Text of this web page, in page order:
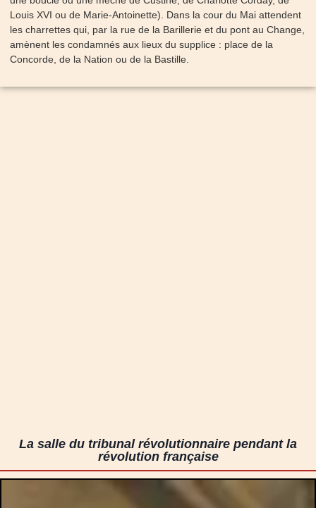
Louis XVI ou de Marie-Antoinette). Dans la cour du Mai attendent
les charrettes qui, par la rue de la Barillerie et du pont au Change,
amènent les condamnés aux lieux du supplice : place de la
Concorde, de la Nation ou de la Bastille.
La salle du tribunal révolutionnaire pendant la
révolution française